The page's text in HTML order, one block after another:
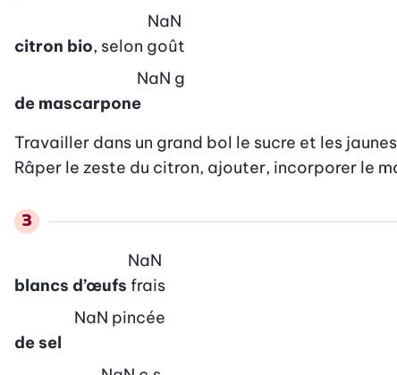
citron bio, selon goût
NaN
de mascarpone
NaN g
Travailler dans un grand bol le sucre et les
Râper le zeste du citron, ajouter, incorporer le
blancs d’œufs frais
NaN
de sel
NaN pincée